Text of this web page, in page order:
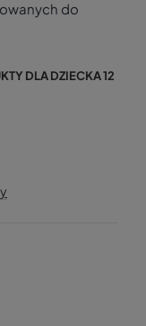
do
DLA DZIECKA 12